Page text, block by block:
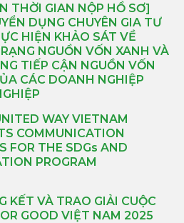
THỜI GIAN NỘP HỒ SƠ]
DỤNG CHUYÊN GIA TƯ
HIỆN KHẢO SÁT VỀ
NGUỒN VỐN XANH VÀ
TIẾP CẬN NGUỒN VỐN
CÁC DOANH NGHIỆP
WAY VIETNAM
COMMUNICATION
FOR THE SDGs AND
PROGRAM
KẾT VÀ TRAO GIẢI CUỘC
GOOD VIỆT NAM 2025